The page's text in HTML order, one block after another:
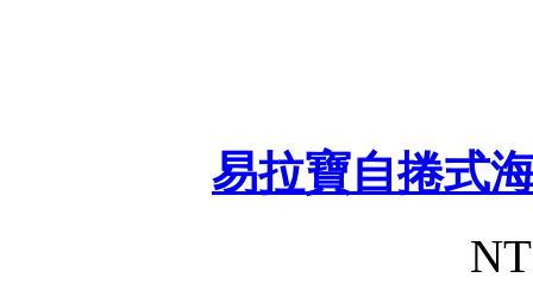
易拉寶自捲式